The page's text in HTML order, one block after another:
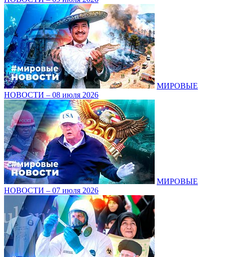
МИРОВЫЕ
НОВОСТИ – 08 июля 2026
МИРОВЫЕ
НОВОСТИ – 07 июля 2026